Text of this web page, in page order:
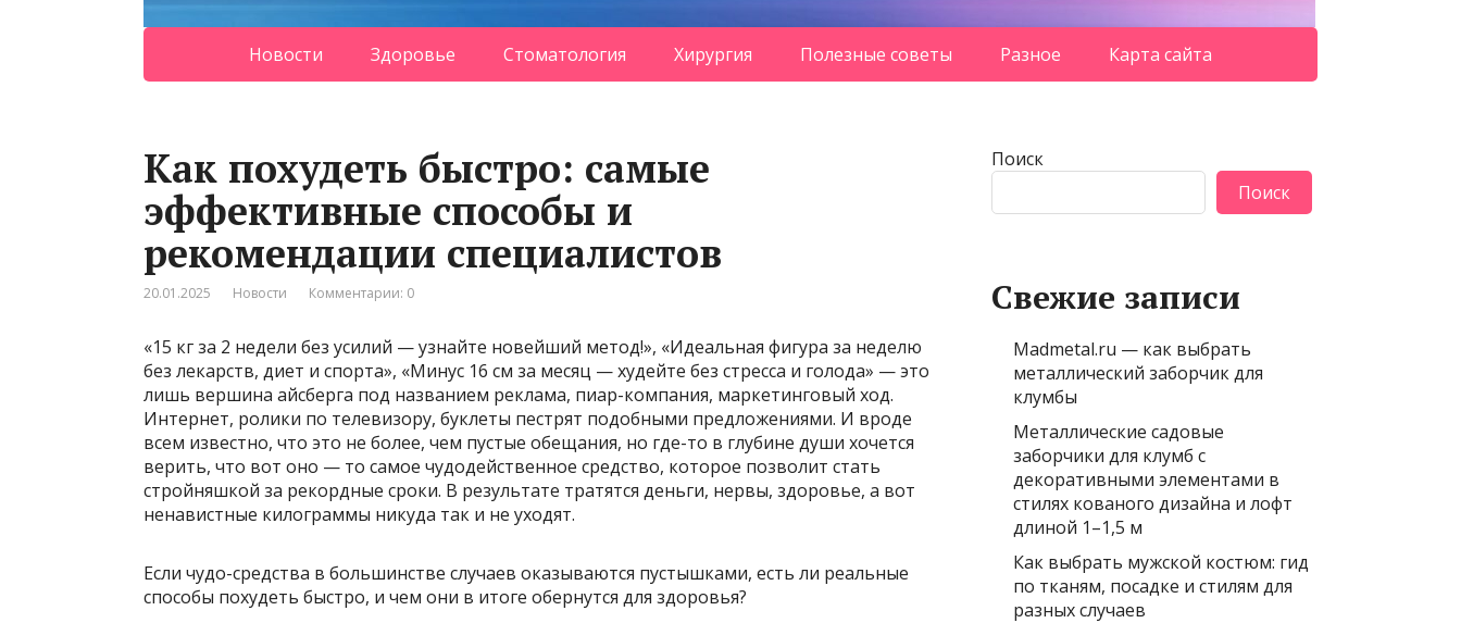
Новости Здоровье Стоматология Хирургия Полезные советы Разное Карта сайта
Как похудеть быстро: самые
эффективные способы и
рекомендации специалистов
20.01.2025 Новости Комментарии: 0
«15 кг за 2 недели без усилий — узнайте новейший метод!», «Идеальная фигура за неделю
без лекарств, диет и спорта», «Минус 16 см за месяц — худейте без стресса и голода» — это
лишь вершина айсберга под названием реклама, пиар-компания, маркетинговый ход.
Интернет, ролики по телевизору, буклеты пестрят подобными предложениями. И вроде
всем известно, что это не более, чем пустые обещания, но где-то в глубине души хочется
верить, что вот оно — то самое чудодейственное средство, которое позволит стать
стройняшкой за рекордные сроки. В результате тратятся деньги, нервы, здоровье, а вот
ненавистные килограммы никуда так и не уходят.
Если чудо-средства в большинстве случаев оказываются пустышками, есть ли реальные
способы похудеть быстро, и чем они в итоге обернутся для здоровья?
Поиск
Поиск
Свежие записи
Madmetal.ru — как выбрать
металлический заборчик для
клумбы
Металлические садовые
заборчики для клумб с
декоративными элементами в
стилях кованого дизайна и лофт
длиной 1–1,5 м
Как выбрать мужской костюм: гид
по тканям, посадке и стилям для
разных случаев